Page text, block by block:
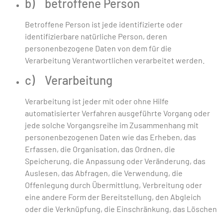
b) betroffene Person
Betroffene Person ist jede identifizierte oder
identifizierbare natürliche Person, deren
personenbezogene Daten von dem für die
Verarbeitung Verantwortlichen verarbeitet werden.
c) Verarbeitung
Verarbeitung ist jeder mit oder ohne Hilfe
automatisierter Verfahren ausgeführte Vorgang oder
jede solche Vorgangsreihe im Zusammenhang mit
personenbezogenen Daten wie das Erheben, das
Erfassen, die Organisation, das Ordnen, die
Speicherung, die Anpassung oder Veränderung, das
Auslesen, das Abfragen, die Verwendung, die
Offenlegung durch Übermittlung, Verbreitung oder
eine andere Form der Bereitstellung, den Abgleich
oder die Verknüpfung, die Einschränkung, das Löschen